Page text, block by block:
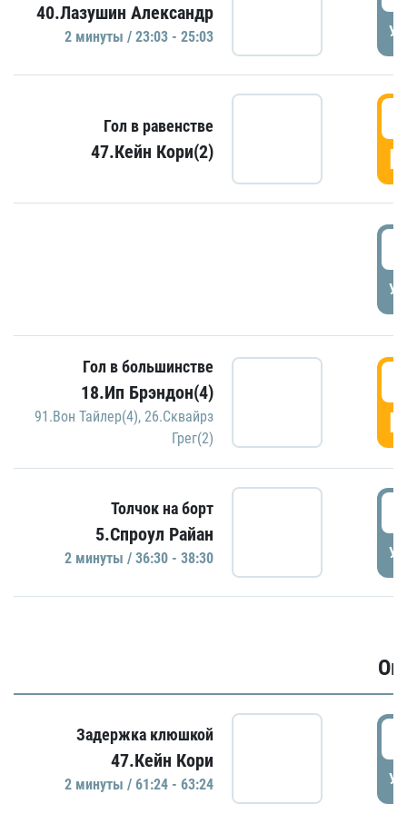
40.Лазушин Александр
2 минуты / 23:03 - 25:03
Гол в равенстве
47.Кейн Кори(2)
Гол в большинстве
18.Ип Брэндон(4)
91.Вон Тайлер(4), 26.Сквайрз
Грег(2)
Толчок на борт
5.Спроул Райан
2 минуты / 36:30 - 38:30
Задержка клюшкой
47.Кейн Кори
2 минуты / 61:24 - 63:24